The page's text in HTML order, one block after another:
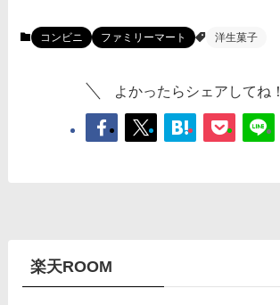
コンビニ ファミリーマート 洋生菓子
よかったらシェアしてね！
楽天ROOM